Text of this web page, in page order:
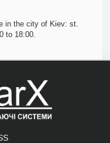
in the city of Kiev: st.
to 18:00.